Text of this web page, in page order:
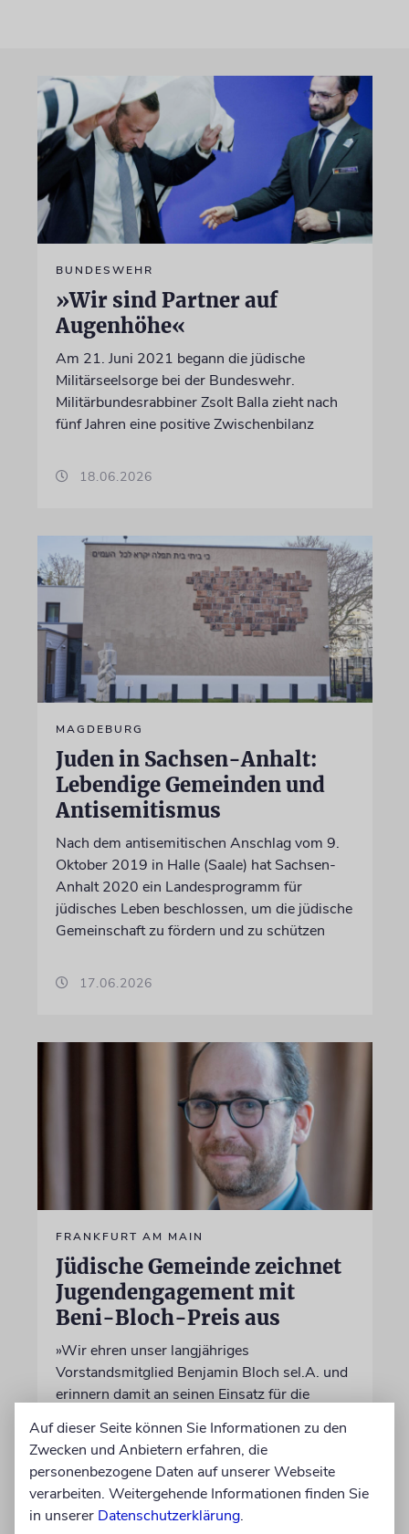
BUNDESWEHR
»Wir sind Partner auf
Augenhöhe«
Am 21. Juni 2021 begann die jüdische
Militärseelsorge bei der Bundeswehr.
Militärbundesrabbiner Zsolt Balla zieht nach
fünf Jahren eine positive Zwischenbilanz
18.06.2026
MAGDEBURG
Juden in Sachsen-Anhalt:
Lebendige Gemeinden und
Antisemitismus
Nach dem antisemitischen Anschlag vom 9.
Oktober 2019 in Halle (Saale) hat Sachsen-
Anhalt 2020 ein Landesprogramm für
jüdisches Leben beschlossen, um die jüdische
Gemeinschaft zu fördern und zu schützen
17.06.2026
FRANKFURT AM MAIN
Jüdische Gemeinde zeichnet
Jugendengagement mit
Beni-Bloch-Preis aus
»Wir ehren unser langjähriges
Vorstandsmitglied Benjamin Bloch sel.A. und
erinnern damit an seinen Einsatz für die
Vorstandvorsitzende der Gemeinde, Benjamin
Graumann
01.06.2026
Auf dieser Seite können Sie Informationen zu den
Zwecken und Anbietern erfahren, die
personenbezogene Daten auf unserer Webseite
verarbeiten. Weitergehende Informationen finden Sie
in unserer Datenschutzerklärung.